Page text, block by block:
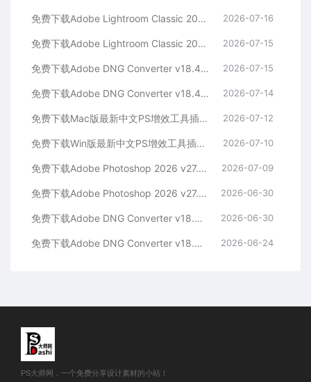
免费下载Adobe Lightroom Classic 2026 v15.4.1 for Mac多国语言版中文LrC软件激活安装包摄影后期照片图片编辑工具 2026-07-16
免费下载Adobe Lightroom Classic 2026 v15.4.1 for win多国语言版中文LrC软件激活安装包摄影后期照片图片编辑工具 2026-07-15
免费下载Adobe DNG Converter v18.4.1 for Mac多国语言中文版安装包图片RAW相机照片格式转换器Lrc数字负片PS插件软件工具 2026-07-15
免费下载Adobe DNG Converter v18.4.1 for Win多国语言中文版安装包图片RAW相机照片格式转换器Lrc数字负片PS插件软件工具 2026-07-14
免费下载Mac版最新中文PS增效工具插件Adobe Camera Raw 2026 ACR v18.4.1 摄影后期一键安装包预设Lrc照片文件文档格式打开处理编辑 2026-07-12
免费下载Win版最新中文PS增效工具插件Adobe Camera Raw 2026 ACR v18.4.1 摄影后期一键安装包预设Lrc照片文件文档格式打开处理编辑 2026-07-10
免费下载Adobe Photoshop 2026 v27.8.0.13 for MAC多国语言版正式中文最新PS软件激活一键安装包Ai智能修图设计师平面设计工具 2026-07-09
免费下载Adobe Photoshop 2026 v27.8.0.13 for win多国语言版正式中文最新PS软件激活一键安装包Ai智能修图设计师平面设计工具 2026-06-30
免费下载Adobe DNG Converter v18.4.0 for Mac多国语言中文版安装包图片RAW相机照片格式转换器Lrc数字负片PS插件软件工具 2026-06-30
免费下载Adobe DNG Converter v18.4.0 for Win多国语言中文版安装包图片RAW相机照片格式转换器Lrc数字负片PS插件软件工具 2026-06-24
PS大师网，一个免费分享设计素材的小站！